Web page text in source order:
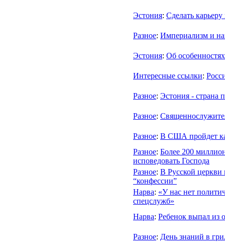
Эстония: Сделать
Разное: Империализм и
Эстония: Об
Интересные ссылки:
Разное: Эстония - страна
Разное:
Разное: В США пройдет
Разное: Более 200
исповедовать Господа
Разное: В Русской церкви
“конфессии”
Нарва: «У нас нет
спецслужб»
Нарва: Ребенок выпал из
Разное: День знаний в